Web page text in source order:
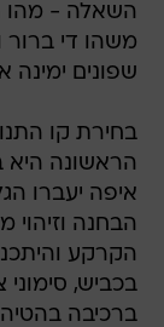
השאלה - מהו
משהו די ברור
שפונים
בחירת קו
הראשונה היא
איפה יעברו
הבחנה
הקרקע
בכביש,
ברכיבה